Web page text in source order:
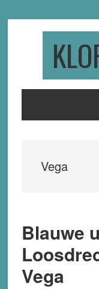
Vega
Blauwe
Vega